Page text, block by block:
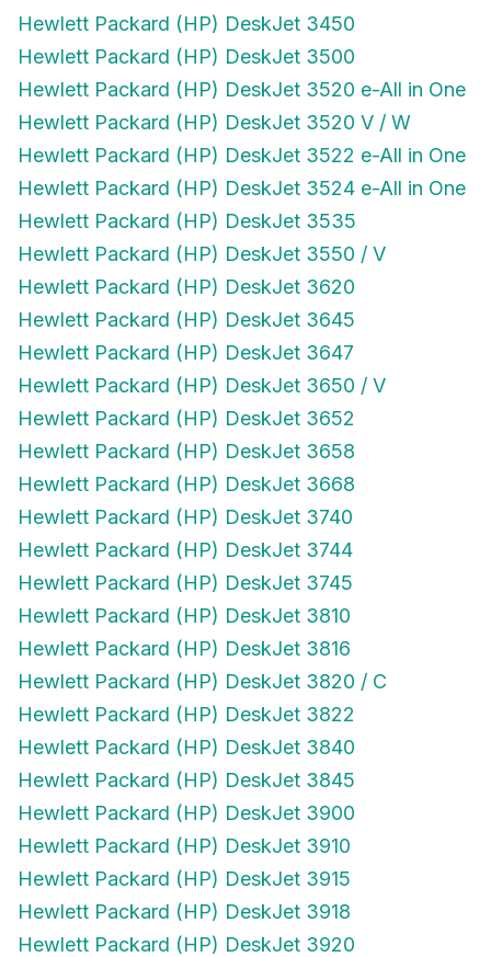
Hewlett Packard (HP) DeskJet 3450
Hewlett Packard (HP) DeskJet 3500
Hewlett Packard (HP) DeskJet 3520 e-All in One
Hewlett Packard (HP) DeskJet 3520 V / W
Hewlett Packard (HP) DeskJet 3522 e-All in One
Hewlett Packard (HP) DeskJet 3524 e-All in One
Hewlett Packard (HP) DeskJet 3535
Hewlett Packard (HP) DeskJet 3550 / V
Hewlett Packard (HP) DeskJet 3620
Hewlett Packard (HP) DeskJet 3645
Hewlett Packard (HP) DeskJet 3647
Hewlett Packard (HP) DeskJet 3650 / V
Hewlett Packard (HP) DeskJet 3652
Hewlett Packard (HP) DeskJet 3658
Hewlett Packard (HP) DeskJet 3668
Hewlett Packard (HP) DeskJet 3740
Hewlett Packard (HP) DeskJet 3744
Hewlett Packard (HP) DeskJet 3745
Hewlett Packard (HP) DeskJet 3810
Hewlett Packard (HP) DeskJet 3816
Hewlett Packard (HP) DeskJet 3820 / C
Hewlett Packard (HP) DeskJet 3822
Hewlett Packard (HP) DeskJet 3840
Hewlett Packard (HP) DeskJet 3845
Hewlett Packard (HP) DeskJet 3900
Hewlett Packard (HP) DeskJet 3910
Hewlett Packard (HP) DeskJet 3915
Hewlett Packard (HP) DeskJet 3918
Hewlett Packard (HP) DeskJet 3920